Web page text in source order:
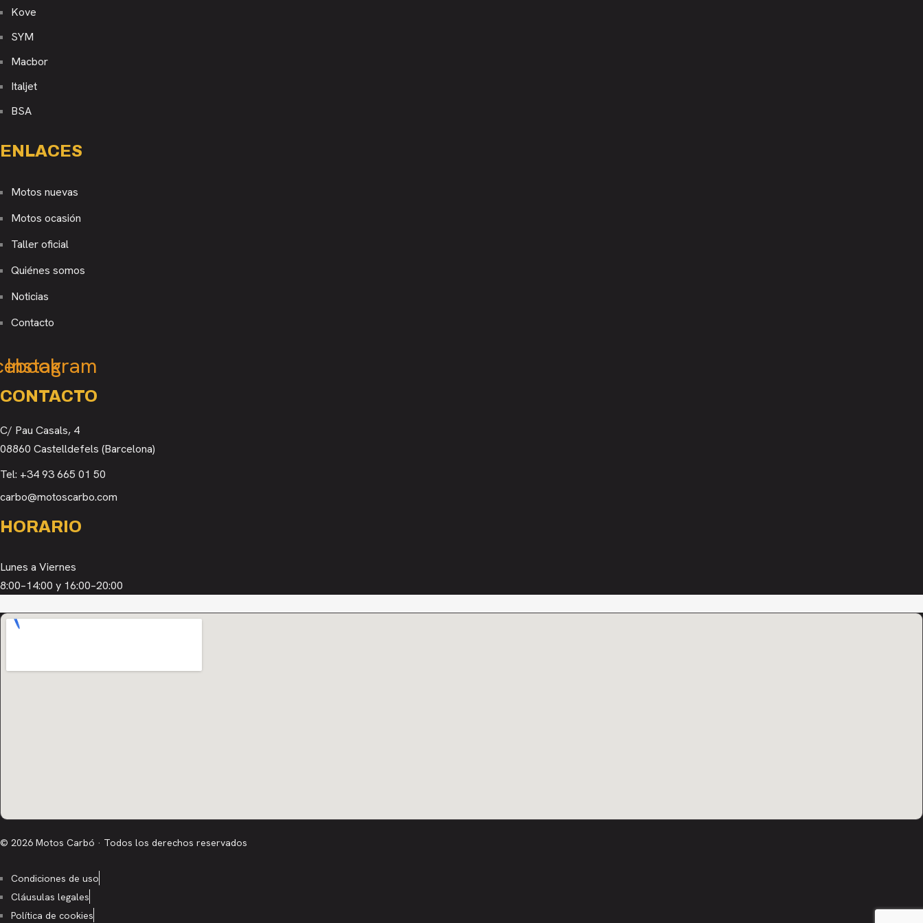
Kove
SYM
Macbor
Italjet
BSA
ENLACES
Motos nuevas
Motos ocasión
Taller oficial
Quiénes somos
Noticias
Contacto
Instagram
CONTACTO
C/ Pau Casals, 4
08860 Castelldefels (Barcelona)
Tel: +34 93 665 01 50
carbo@motoscarbo.com
HORARIO
Lunes a Viernes
8:00–14:00 y 16:00–20:00
© 2026 Motos Carbó · Todos los derechos reservados
Condiciones de uso
Cláusulas legales
Política de cookies